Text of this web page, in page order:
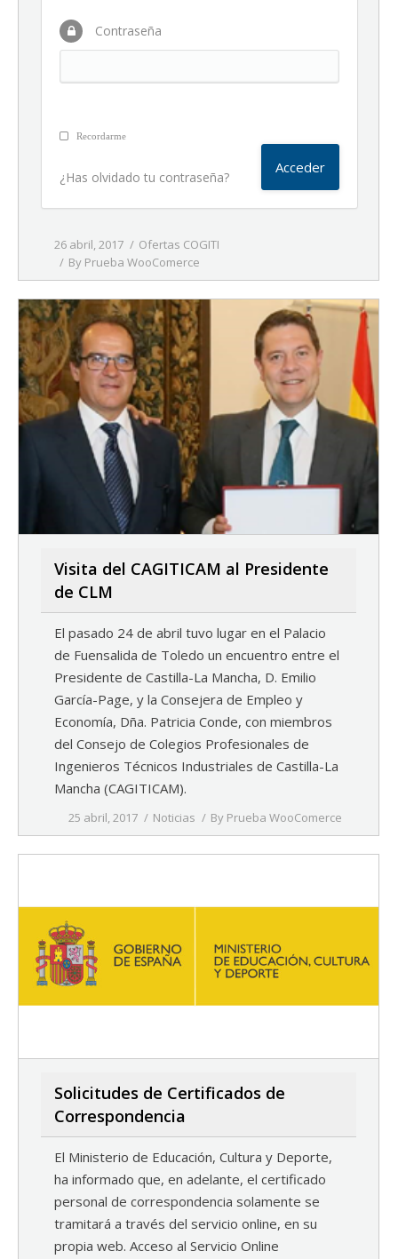
Contraseña
Recordarme
¿Has olvidado tu contraseña?
26 abril, 2017
Ofertas COGITI
By Prueba WooComerce
Visita del CAGITICAM al Presidente
de CLM
El pasado 24 de abril tuvo lugar en el Palacio
de Fuensalida de Toledo un encuentro entre el
Presidente de Castilla-La Mancha, D. Emilio
García-Page, y la Consejera de Empleo y
Economía, Dña. Patricia Conde, con miembros
del Consejo de Colegios Profesionales de
Ingenieros Técnicos Industriales de Castilla-La
Mancha (CAGITICAM).
25 abril, 2017 Noticias By Prueba WooComerce
Solicitudes de Certificados de
Correspondencia
El Ministerio de Educación, Cultura y Deporte,
ha informado que, en adelante, el certificado
personal de correspondencia solamente se
tramitará a través del servicio online, en su
propia web. Acceso al Servicio Online